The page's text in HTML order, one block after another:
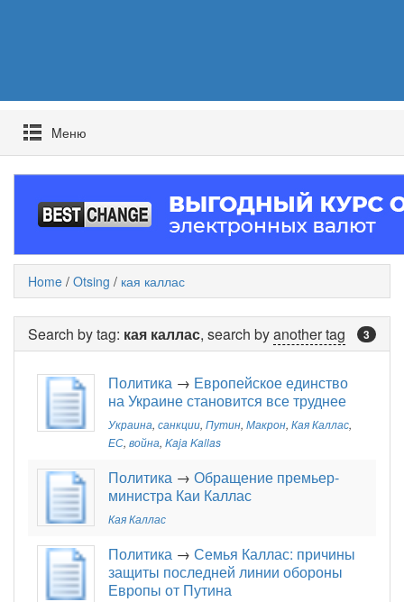
Mеню
Home / Otsing / кая каллас
3
Search by tag: кая каллас, search byanother tag
Политика → Европейское единство
на Украине становится все труднее
Украина, санкции, Путин, Макрон, Кая Каллас,
ЕС, война, Kaja Kallas
Политика → Обращение премьер-
министра Каи Каллас
Кая Каллас
Политика → Семья Каллас: причины
защиты последней линии обороны
Европы от Путина